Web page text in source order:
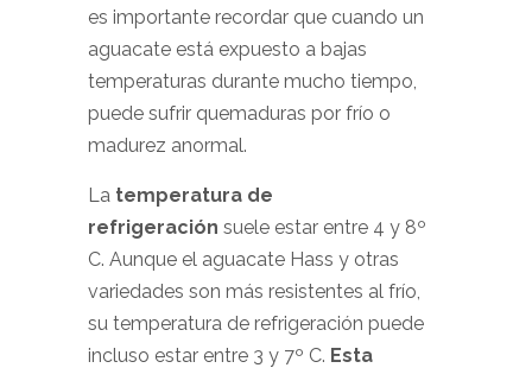
es importante recordar que cuando un
aguacate está expuesto a bajas
temperaturas durante mucho tiempo,
puede sufrir quemaduras por frío o
madurez anormal.
La temperatura de
refrigeración suele estar entre 4 y 8º
C. Aunque el aguacate Hass y otras
variedades son más resistentes al frío,
su temperatura de refrigeración puede
incluso estar entre 3 y 7º C. Esta